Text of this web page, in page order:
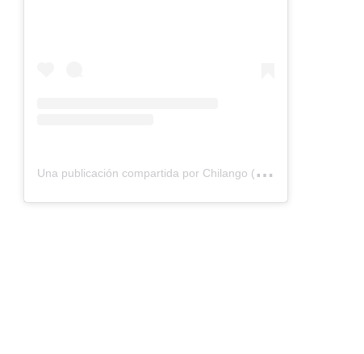
U
na publicación compartida por Chilango (@chilangocom)